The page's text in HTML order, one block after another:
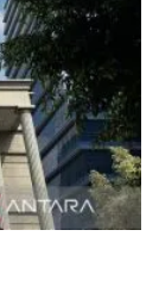
isbat